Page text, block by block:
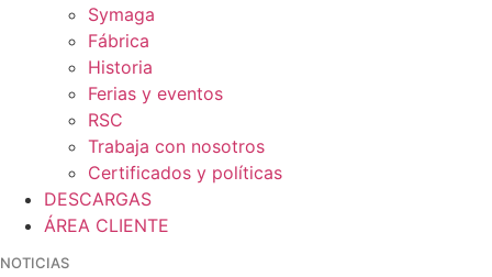
Symaga
Fábrica
Historia
Ferias y eventos
RSC
Trabaja con nosotros
Certificados y políticas
DESCARGAS
ÁREA CLIENTE
NOTICIAS